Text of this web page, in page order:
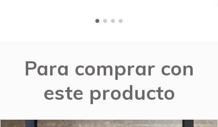
Para comprar con
este producto